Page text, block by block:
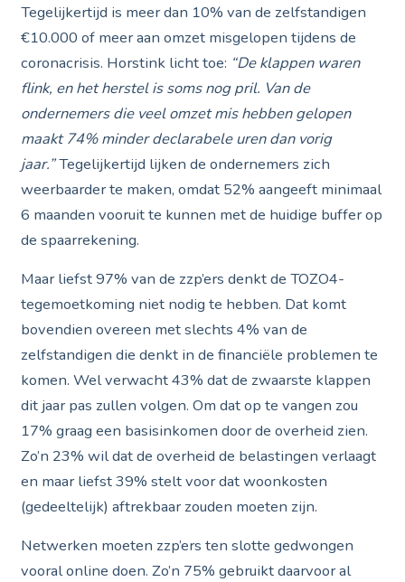
Tegelijkertijd is meer dan 10% van de zelfstandigen
€10.000 of meer aan omzet misgelopen tijdens de
coronacrisis. Horstink licht toe: “De klappen waren
flink, en het herstel is soms nog pril. Van de
ondernemers die veel omzet mis hebben gelopen
maakt 74% minder declarabele uren dan vorig
jaar.”Tegelijkertijd lijken de ondernemers zich
weerbaarder te maken, omdat 52% aangeeft minimaal
6 maanden vooruit te kunnen met de huidige buffer op
de spaarrekening.
Maar liefst 97% van de zzp’ers denkt de TOZO4-
tegemoetkoming niet nodig te hebben. Dat komt
bovendien overeen met slechts 4% van de
zelfstandigen die denkt in de financiële problemen te
komen. Wel verwacht 43% dat de zwaarste klappen
dit jaar pas zullen volgen. Om dat op te vangen zou
17% graag een basisinkomen door de overheid zien.
Zo’n 23% wil dat de overheid de belastingen verlaagt
en maar liefst 39% stelt voor dat woonkosten
(gedeeltelijk) aftrekbaar zouden moeten zijn.
Netwerken moeten zzp’ers ten slotte gedwongen
vooral online doen. Zo’n 75% gebruikt daarvoor al